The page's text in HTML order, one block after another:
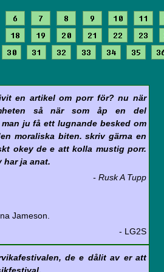
6 7 8 9 10 11
18 19 20 21 22 23
30 31 32 33 34 35
en artikel om porr för? nu när
så när som åp en del
ju få ett lugnande besked om
moraliska biten. skriv gärna en
okey de e att kolla mustig porr.
har ja anat.
- Rusk A Tupp
Jameson.
- LG2S
de e dålit av er att